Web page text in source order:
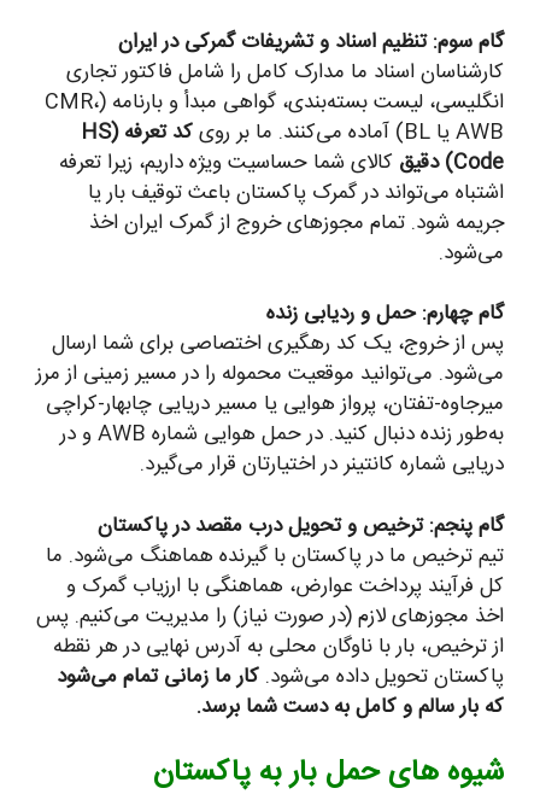
گام سوم: تنظیم اسناد و تشریفات گمرکی در ایران
کارشناسان اسناد ما مدارک کامل را شامل فاکتور تجاری
انگلیسی، لیست بسته‌بندی، گواهی مبدأ و بارنامه (CMR،
AWB یا BL) آماده می‌کنند. ما بر روی
کد تعرفه (HS
Code) دقیق
کالای شما حساسیت ویژه داریم، زیرا تعرفه
اشتباه می‌تواند در گمرک پاکستان باعث توقیف بار یا
جریمه شود. تمام مجوزهای خروج از گمرک ایران اخذ
می‌شود.
گام چهارم: حمل و ردیابی زنده
پس از خروج، یک کد رهگیری اختصاصی برای شما ارسال
می‌شود. می‌توانید موقعیت محموله را در مسیر زمینی از مرز
میرجاوه-تفتان، پرواز هوایی یا مسیر دریایی چابهار-کراچی
به‌طور زنده دنبال کنید. در حمل هوایی شماره AWB و در
دریایی شماره کانتینر در اختیارتان قرار می‌گیرد.
گام پنجم: ترخیص و تحویل درب مقصد در پاکستان
تیم ترخیص ما در پاکستان با گیرنده هماهنگ می‌شود. ما
کل فرآیند پرداخت عوارض، هماهنگی با ارزیاب گمرک و
اخذ مجوزهای لازم (در صورت نیاز) را مدیریت می‌کنیم. پس
از ترخیص، بار با ناوگان محلی به آدرس نهایی در هر نقطه
پاکستان تحویل داده می‌شود. کار ما زمانی تمام می‌شود
که بار سالم و کامل به دست شما برسد.
شیوه های حمل بار به پاکستان